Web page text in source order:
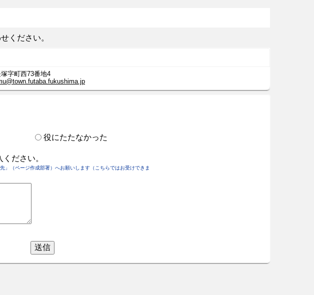
ください。
字町西73番地4
役にたたなかった
ださい。
」（ページ作成部署）へお願いします（こちらではお受けできま